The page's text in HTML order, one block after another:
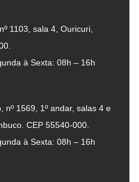
1103, sala 4, Ouricuri,
à Sexta: 08h – 16h
nº 1569, 1º andar, salas 4 e
CEP 55540-000.
à Sexta: 08h – 16h